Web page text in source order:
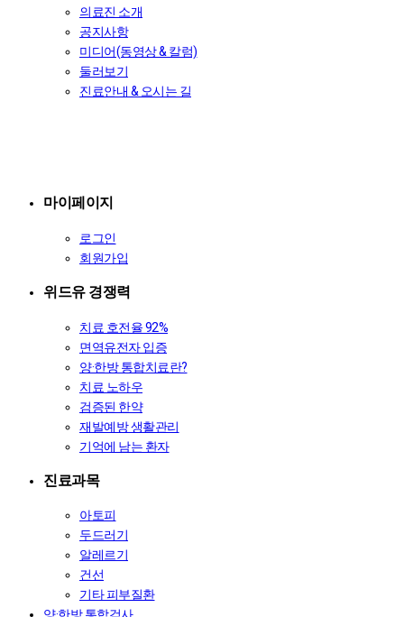
의료진 소개
공지사항
미디어(동영상 & 칼럼)
둘러보기
진료안내 & 오시는 길
마이페이지
로그인
회원가입
위드유 경쟁력
치료 호전율 92%
면역유전자 입증
양·한방 통합치료란?
치료 노하우
검증된 한약
재발예방 생활관리
기억에 남는 환자
진료과목
아토피
두드러기
알레르기
건선
기타 피부질환